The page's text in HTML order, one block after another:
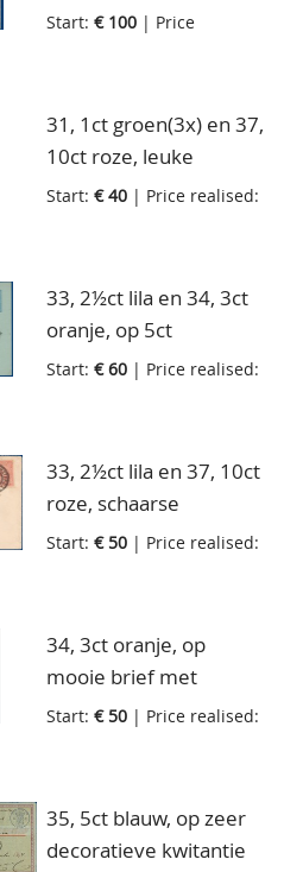
vlek in het haar" op
London, 1889
Start: € 100 | Price
31, 1ct groen(3x) en 37,
10ct roze, leuke
mengfrankering op
Duitsland , 17-4-1919
Start: € 40 | Price realised:
33, 2½ct lila en 34, 3ct
oranje, op 5ct
briefkaart van
Gravenhage naar
Duitsland, 1-6-1892
Start: € 60 | Price realised:
33, 2½ct lila en 37, 10ct
roze, schaarse
mengfrankering op
Amerika, 2-1-1895
Start: € 50 | Price realised:
34, 3ct oranje, op
mooie brief met
kleinrond Maastricht 1,
Start: € 50 | Price realised:
35, 5ct blauw, op zeer
decoratieve kwitantie